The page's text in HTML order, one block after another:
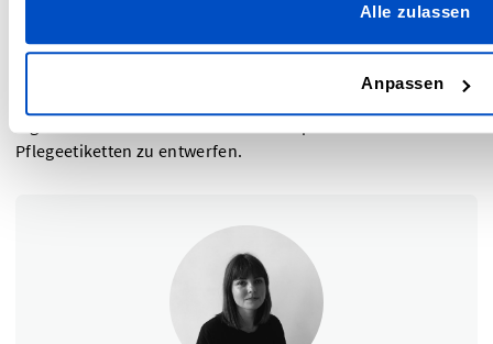
Alle zulassen
Anpassen
Symbole für die Beschaffenheit der Materialien, die
Markenintegrität, und auch für deine Kunden geeignet sind.
Pflegeetiketten zu entwerfen.